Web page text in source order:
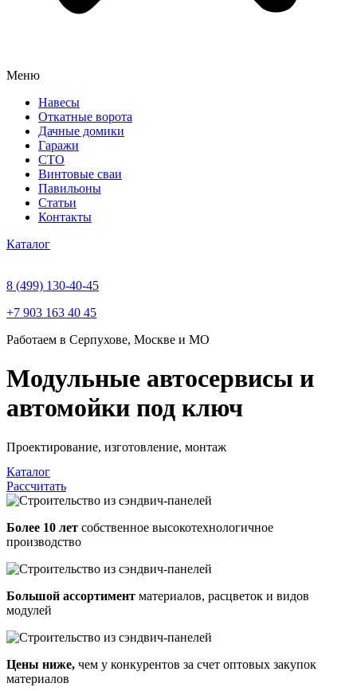
Меню
Навесы
Откатные ворота
Дачные домики
Гаражи
СТО
Винтовые сваи
Павильоны
Статьи
Контакты
Каталог
8 (499) 130-40-45
+7 903 163 40 45
Работаем в Серпухове, Москве и МО
Модульные автосервисы и
автомойки под ключ
Проектирование, изготовление, монтаж
Каталог
Рассчитать
Более 10 лет собственное высокотехнологичное
производство
Большой ассортимент материалов, расцветок и видов
модулей
Цены ниже, чем у конкурентов за счет оптовых закупок
материалов